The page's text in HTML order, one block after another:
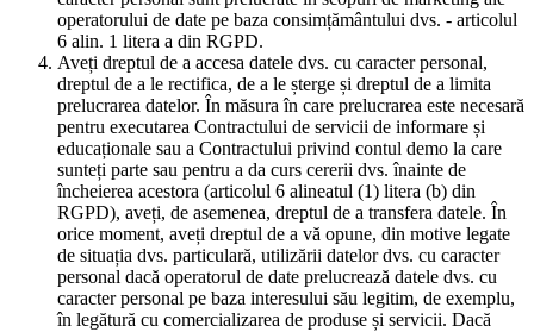
operatorului de date pe baza consimțământului dvs. - articolul
6 alin. 1 litera a din RGPD.
Aveți dreptul de a accesa datele dvs. cu caracter personal,
dreptul de a le rectifica, de a le șterge și dreptul de a limita
prelucrarea datelor. În măsura în care prelucrarea este necesară
pentru executarea Contractului de servicii de informare și
educaționale sau a Contractului privind contul demo la care
sunteți parte sau pentru a da curs cererii dvs. înainte de
încheierea acestora (articolul 6 alineatul (1) litera (b) din
RGPD), aveți, de asemenea, dreptul de a transfera datele. În
orice moment, aveți dreptul de a vă opune, din motive legate
de situația dvs. particulară, utilizării datelor dvs. cu caracter
personal dacă operatorul de date prelucrează datele dvs. cu
caracter personal pe baza interesului său legitim, de exemplu,
în legătură cu comercializarea de produse și servicii. Dacă